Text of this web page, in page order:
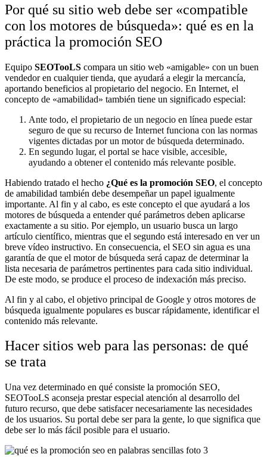
Por qué su sitio web debe ser «compatible
con los motores de búsqueda»: qué es en la
práctica la promoción SEO
Equipo SEOTooLS compara un sitio web «amigable» con un buen
vendedor en cualquier tienda, que ayudará a elegir la mercancía,
aportando beneficios al propietario del negocio. En Internet, el
concepto de «amabilidad» también tiene un significado especial:
Ante todo, el propietario de un negocio en línea puede estar
seguro de que su recurso de Internet funciona con las normas
vigentes dictadas por un motor de búsqueda determinado.
En segundo lugar, el portal se hace visible, accesible,
ayudando a obtener el contenido más relevante posible.
Habiendo tratado el hecho ¿Qué es la promoción SEO, el concepto
de amabilidad también debe desempeñar un papel igualmente
importante. Al fin y al cabo, es este concepto el que ayudará a los
motores de búsqueda a entender qué parámetros deben aplicarse
exactamente a su sitio. Por ejemplo, un usuario busca un largo
artículo científico, mientras que el segundo está interesado en ver un
breve vídeo instructivo. En consecuencia, el SEO sin agua es una
garantía de que el motor de búsqueda será capaz de determinar la
lista necesaria de parámetros pertinentes para cada sitio individual.
De este modo, se produce el proceso de indexación más preciso.
Al fin y al cabo, el objetivo principal de Google y otros motores de
búsqueda igualmente populares es buscar rápidamente, identificar el
contenido más relevante.
Hacer sitios web para las personas: de qué
se trata
Una vez determinado en qué consiste la promoción SEO,
SEOTooLS aconseja prestar especial atención al desarrollo del
futuro recurso, que debe satisfacer necesariamente las necesidades
de los usuarios. Su portal debe ser para la gente, lo que significa que
debe ser lo más fácil posible para el usuario.